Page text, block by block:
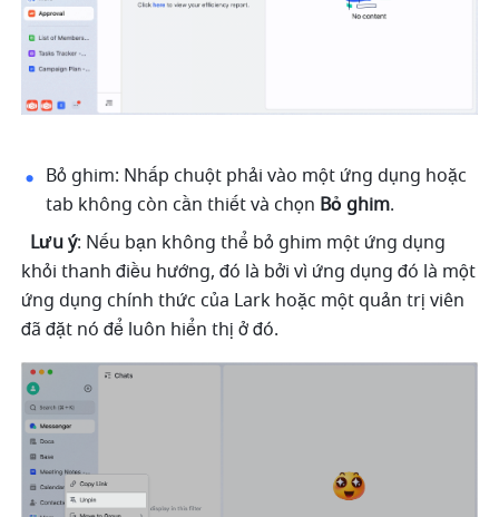
Bỏ ghim: Nhấp chuột phải vào một ứng dụng hoặc
tab không còn cần thiết và chọn Bỏ ghim.
Lưu ý: Nếu bạn không thể bỏ ghim một ứng dụng
khỏi thanh điều hướng, đó là bởi vì ứng dụng đó là một
ứng dụng chính thức của Lark hoặc một quản trị viên
đã đặt nó để luôn hiển thị ở đó.